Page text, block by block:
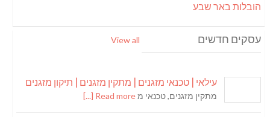
הובלות באר שבע
עסקים חדשים View all
עילאי | טכנאי מזגנים | מתקין מזגנים | תיקון מזגנים
מתקין מזגנים, טכנאי מRead more [...]